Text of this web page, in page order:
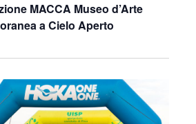
MACCA Museo d’Arte
a Cielo Aperto